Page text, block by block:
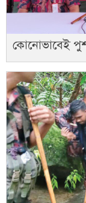
কোনোভাবেই